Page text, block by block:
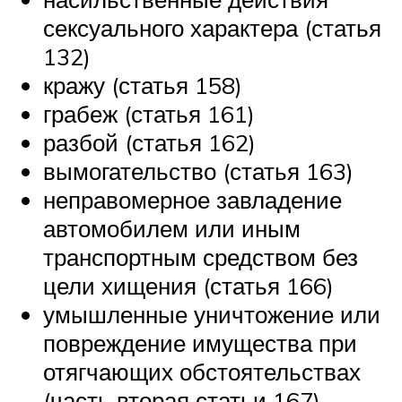
сексуального характера (статья
132)
кражу (статья 158)
грабеж (статья 161)
разбой (статья 162)
вымогательство (статья 163)
неправомерное завладение
автомобилем или иным
транспортным средством без
цели хищения (статья 166)
умышленные уничтожение или
повреждение имущества при
отягчающих обстоятельствах